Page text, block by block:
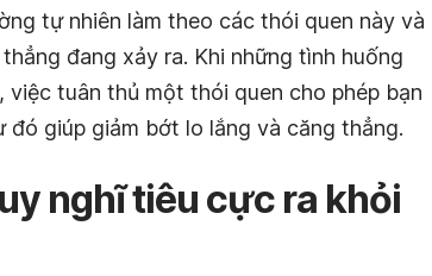
tự nhiên làm theo các thói quen này và
đang xảy ra. Khi những tình huống
tuân thủ một thói quen cho phép bạn
giúp giảm bớt lo lắng và căng thẳng.
nghĩ tiêu cực ra khỏi